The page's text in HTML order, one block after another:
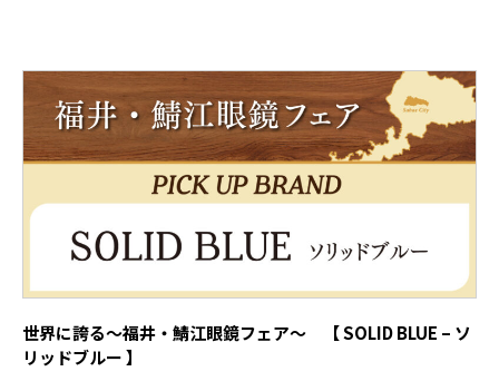
世界に誇る～福井・鯖江眼鏡フェア～ 【 SOLID BLUE – ソ
リッドブルー 】